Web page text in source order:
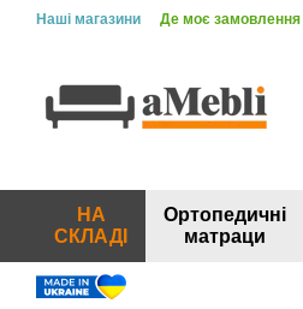
Перейти до основного контенту
Наші магазини Де моє замовлення
НА
СКЛАДІ
Ортопедичні
матраци